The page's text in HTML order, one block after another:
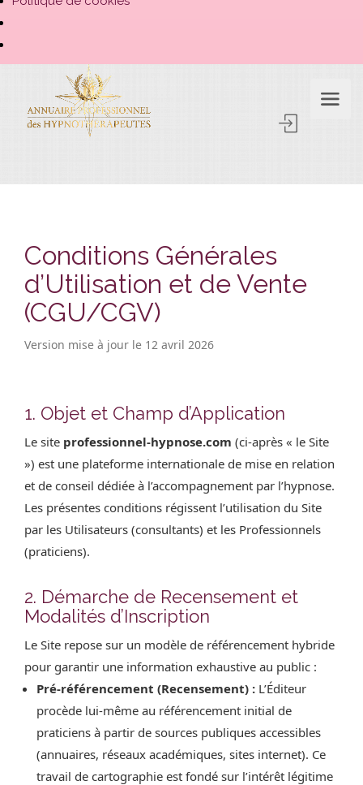
Conditions Générales
d’Utilisation et de Vente
(CGU/CGV)
Version mise à jour le 12 avril 2026
1. Objet et Champ d’Application
Le site professionnel-hypnose.com (ci-après « le Site
») est une plateforme internationale de mise en relation
et de conseil dédiée à l’accompagnement par l’hypnose.
Les présentes conditions régissent l’utilisation du Site
par les Utilisateurs (consultants) et les Professionnels
(praticiens).
2. Démarche de Recensement et
Modalités d’Inscription
Le Site repose sur un modèle de référencement hybride
pour garantir une information exhaustive au public :
Pré-référencement (Recensement) : L’Éditeur
procède lui-même au référencement initial de
praticiens à partir de sources publiques accessibles
(annuaires, réseaux académiques, sites internet). Ce
travail de cartographie est fondé sur l’intérêt légitime